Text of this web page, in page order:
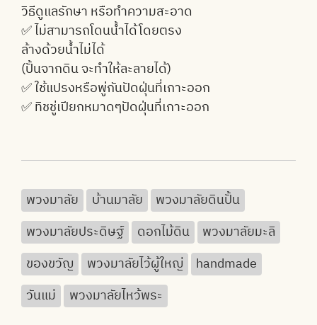
วิธีดูแลรักษา หรือทำความสะอาด
✅ ไม่สามารถโดนน้ำได้โดยตรง
ล้างด้วยน้ำไม่ได้
(ปั้นจากดิน จะทำให้ละลายได้)
✅ ใช้แปรงหรือพู่กันปัดฝุ่นที่เกาะออก
✅ ทิชชู่เปียกหมาดๆปัดฝุ่นที่เกาะออก
พวงมาลัย บ้านมาลัย
พวงมาลัยดินปั้น
พวงมาลัยประดิษฐ์
ดอกไม้ดิน
พวงมาลัยมะลิ
ของขวัญ
พวงมาลัยไว้ผู้ใหญ่
handmade
วันแม่
พวงมาลัยไหว้พระ